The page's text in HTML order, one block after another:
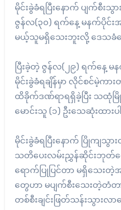
မိုင်းခွဲခံရပြီးနောက် ပျက်စီ
ဇွန်လ(၃၀) ရက်နေ့ မနက်ပိုင်း
မယ့်သူမရှိသေးဘူးလို့ ဒေသခံတွ
ပြီးခဲ့တဲ့ ဇွန်လ(၂၉) ရက်နေ့
မိုင်းခွဲခံရချိန်မှာ လိုင်စင်မဲ့ကာ
ထိခိုက်ဒဏ်ရာရရှိခဲ့ပြီး သထုံမ
မောင်းသူ (၁) ဦးသေဆုံးထား
မိုင်းခွဲခံရပြီးနောက် ပြိုကျသွ
သတိပေးလမ်းညွှန်ဆိုင်းဘုတ်တွေ
ရောက်ပြုပြင်တာ မရှိသေးတဲ့
တွေဟာ မပျက်စီးသေးတဲ့တံတ
တစ်စီးချင်းဖြတ်သန်းသွားလာ